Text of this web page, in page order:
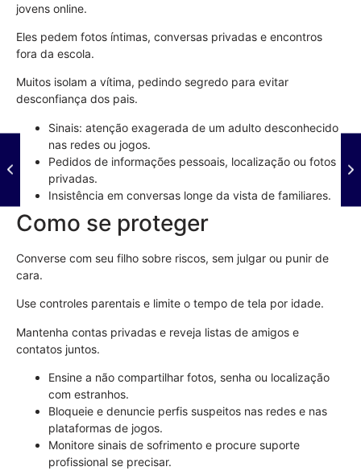
jovens online.
Eles pedem fotos íntimas, conversas privadas e encontros
fora da escola.
Muitos isolam a vítima, pedindo segredo para evitar
desconfiança dos pais.
Sinais: atenção exagerada de um adulto desconhecido
nas redes ou jogos.
Pedidos de informações pessoais, localização ou fotos
privadas.
Insistência em conversas longe da vista de familiares.
Como se proteger
Converse com seu filho sobre riscos, sem julgar ou punir de
cara.
Use controles parentais e limite o tempo de tela por idade.
Mantenha contas privadas e reveja listas de amigos e
contatos juntos.
Ensine a não compartilhar fotos, senha ou localização
com estranhos.
Bloqueie e denuncie perfis suspeitos nas redes e nas
plataformas de jogos.
Monitore sinais de sofrimento e procure suporte
profissional se precisar.